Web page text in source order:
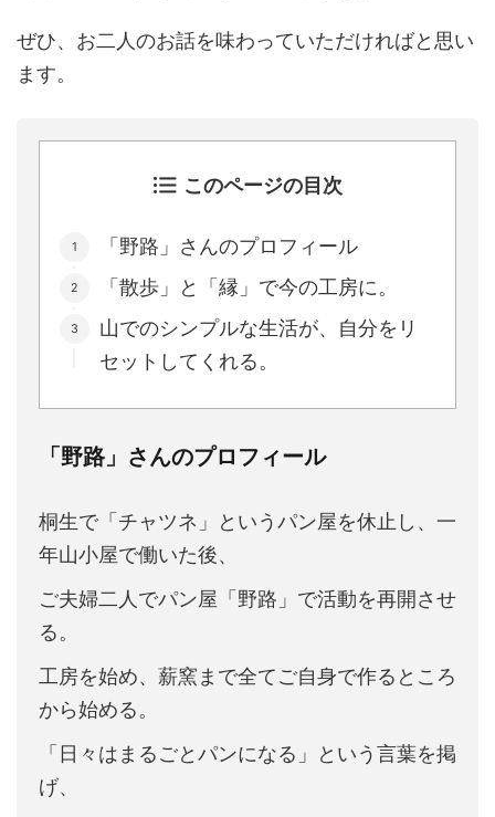
ぜひ、お二人のお話を味わっていただければと思い
ます。
このページの目次
「野路」さんのプロフィール
「散歩」と「縁」で今の工房に。
山でのシンプルな生活が、自分をリ
セットしてくれる。
「野路」さんのプロフィール
桐生で「チャツネ」というパン屋を休止し、一
年山小屋で働いた後、
ご夫婦二人でパン屋「野路」で活動を再開させ
る。
工房を始め、薪窯まで全てご自身で作るところ
から始める。
「日々はまるごとパンになる」という言葉を掲
げ、